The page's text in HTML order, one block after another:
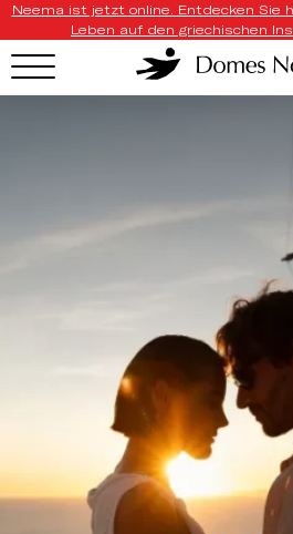
Neema ist jetzt online. Entdecken Sie
Leben auf den griechischen